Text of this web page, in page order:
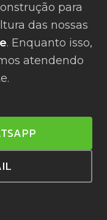
para
das nossas
. Enquanto isso,
atendendo